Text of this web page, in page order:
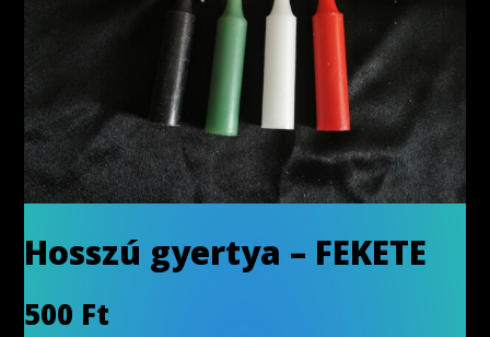
Hosszú gyertya – FEKETE
500 Ft